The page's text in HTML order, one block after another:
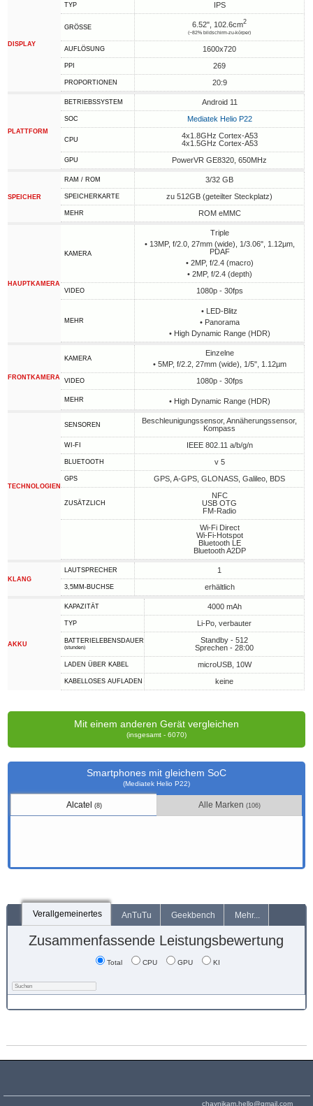
DISPLAY
TYP IPS
GRÖSSE 6.52", 102.6cm2
(~82% bildschirm-zu-körper)
AUFLÖSUNG 1600x720
PPI 269
PROPORTIONEN 20:9
PLATTFORM
BETRIEBSSYSTEM Android 11
SOC Mediatek Helio P22
CPU
4x1.8GHz Cortex-A53
4x1.5GHz Cortex-A53
GPU PowerVR GE8320, 650MHz
SPEICHER
RAM / ROM 3/32 GB
SPEICHERKARTE zu 512GB (geteilter Steckplatz)
MEHR ROM eMMC
HAUPTKAMERA
KAMERA
Triple
• 13MP, f/2.0, 27mm (wide), 1/3.06", 1.12µm,
PDAF
• 2MP, f/2.4 (macro)
• 2MP, f/2.4 (depth)
VIDEO 1080p - 30fps
MEHR
• LED-Blitz
• Panorama
• High Dynamic Range (HDR)
FRONTKAMERA
KAMERA
Einzelne
• 5MP, f/2.2, 27mm (wide), 1/5", 1.12µm
VIDEO 1080p - 30fps
MEHR • High Dynamic Range (HDR)
TECHNOLOGIEN
SENSOREN
Beschleunigungssensor, Annäherungssensor,
Kompass
WI-FI IEEE 802.11 a/b/g/n
BLUETOOTH v 5
GPS GPS, A-GPS, GLONASS, Galileo, BDS
ZUSÄTZLICH
NFC
USB OTG
FM-Radio
Wi-Fi Direct
Wi-Fi-Hotspot
Bluetooth LE
Bluetooth A2DP
KLANG
LAUTSPRECHER 1
3,5MM-BUCHSE erhältlich
AKKU
KAPAZITÄT 4000 mAh
TYP Li-Po, verbauter
BATTERIELEBENSDAUER
(stunden)
Standby - 512
Sprechen - 28:00
LADEN ÜBER KABEL microUSB, 10W
KABELLOSES AUFLADEN keine
Mit einem anderen Gerät vergleichen
(insgesamt - 6070)
Smartphones mit gleichem SoC
(Mediatek Helio P22)
Alcatel (8) Alle Marken(106)
Verallgemeinertes AnTuTu Geekbench Mehr...
Zusammenfassende Leistungsbewertung
Total CPU GPU KI
chaynikam.hello@gmail.com